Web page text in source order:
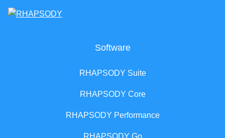
Software
RHAPSODY Suite
RHAPSODY Core
RHAPSODY Performance
RHAPSODY Go